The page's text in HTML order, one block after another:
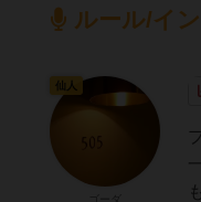
ルール/イ
仙人